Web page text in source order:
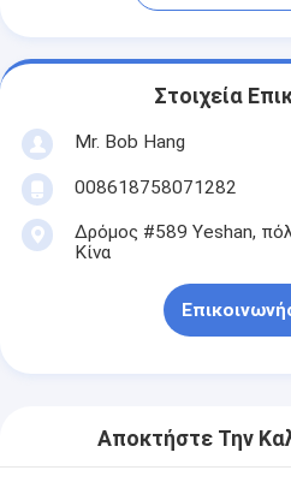
Στοιχεία
Mr. Bob Hang
008618758071282
Δρόμος #589 Yeshan,
Κίνα
Αποκτήστε Την